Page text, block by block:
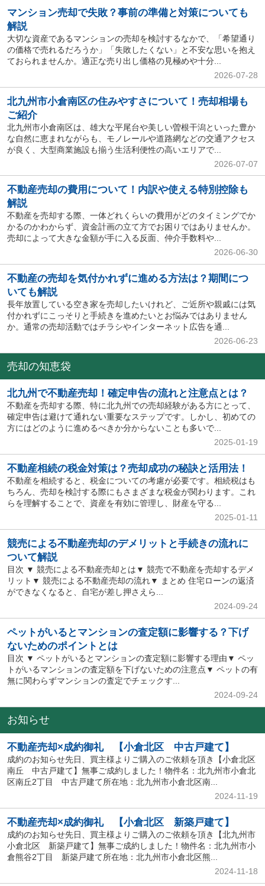
マンション売却で失敗？事前の準備と対策についても
解説
大切な資産であるマンションの売却を検討するなかで、「希望通り
の価格で売れるだろうか」「失敗したくない」と不安な思いを抱え
ておられませんか。適正な売り出し価格の見極めや十分...
2026-07-28
北九州市小倉南区の住みやすさについて！売却相場も
ご紹介
北九州市小倉南区は、雄大な平尾台や美しい曽根干潟といった豊か
な自然に恵まれながらも、モノレールや道路網などの交通アクセス
が良く、大型商業施設も揃う生活利便性の高いエリアで...
2026-07-07
不動産売却の費用について！内訳や使える特別控除も
解説
不動産を売却する際、一体どれくらいの費用がどのタイミングでか
かるのかわからず、資金計画の立て方でお困りではありませんか。
売却によって大きな金額が手に入る反面、仲介手数料や...
2026-06-30
不動産の売却を気付かれずに進める方法は？期間につ
いても解説
長年放置している空き家を売却したいけれど、ご近所や親戚には気
付かれずにこっそりと手続きを進めたいとお悩みではありません
か。通常の売却活動ではチラシやインターネット広告を通...
2026-06-23
売却の知恵袋
北九州で不動産売却！確定申告の流れと注意点とは？
不動産を売却する際、特に北九州での売却経験がある方にとって、
確定申告は避けて通れない重要なステップです。しかし、初めての
方にはどのように進めるべきか分からないことも多いで...
2025-01-19
不動産相続の税金対策は？売却成功の秘訣と活用法！
不動産を相続すると、税金についての考慮が必要です。相続税はも
ちろん、売却を検討する際にもさまざまな税金が関わります。これ
らを理解することで、資産を有効に管理し、財産を守る...
2025-01-11
競売による不動産売却のデメリットと手続きの流れに
ついて解説
目次 ▼ 競売による不動産売却とは▼ 競売で不動産を売却するデメ
リット▼ 競売による不動産売却の流れ▼ まとめ 住宅ローンの返済
ができなくなると、自宅が差し押さえら...
2024-09-24
ペットがいるとマンションの査定額に影響する？下げ
ないためのポイントとは
目次 ▼ ペットがいるとマンションの査定額に影響する理由▼ ペッ
トがいるマンションの査定額を下げないための注意点▼ ペットの有
無に関わらずマンションの査定でチェックす...
2024-09-24
お知らせ
不動産売却×成約御礼 【小倉北区 中古戸建て】
成約のお知らせ先日、買主様よりご購入のご依頼を頂き【小倉北区
南丘 中古戸建て】無事ご成約しました！物件名：北九州市小倉北
区南丘2丁目 中古戸建て所在地：北九州市小倉北区南...
2024-11-19
不動産売却×成約御礼 【小倉北区 新築戸建て】
成約のお知らせ先日、買主様よりご購入のご依頼を頂き【北九州市
小倉北区 新築戸建て】無事ご成約しました！物件名：北九州市小
倉熊谷2丁目 新築戸建て所在地：北九州市小倉北区熊...
2024-11-18